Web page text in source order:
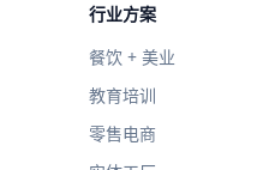
行业方案
餐饮 + 美业
教育培训
零售电商